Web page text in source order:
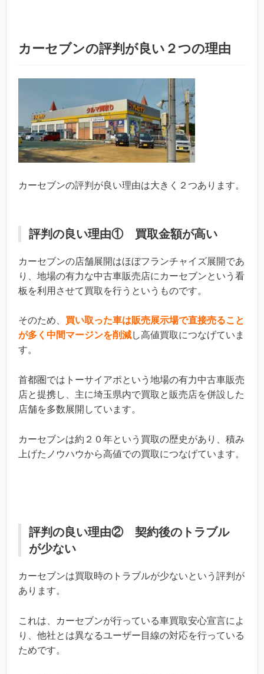
カーセブンの評判が良い２つの理由
カーセブンの評判が良い理由は大きく２つあります。
評判の良い理由① 買取金額が高い
カーセブンの店舗展開はほぼフランチャイズ展開であ
り、地場の有力な中古車販売店にカーセブンという看
板を利用させて買取を行うというものです。
そのため、 買い取った車は販売展示場で直接売ること
が多く中間マージンを削減し高値買取につなげていま
す。
首都圏ではトーサイアポという地場の有力中古車販売
店と提携し、主に埼玉県内で買取と販売店を併設した
店舗を多数展開しています。
カーセブンは約２０年という買取の歴史があり、積み
上げたノウハウから高値での買取につなげています。
評判の良い理由② 契約後のトラブル
が少ない
カーセブンは買取時のトラブルが少ないという評判が
あります。
これは、カーセブンが行っている車買取安心宣言によ
り、他社とは異なるユーザー目線の対応を行っている
ためです。